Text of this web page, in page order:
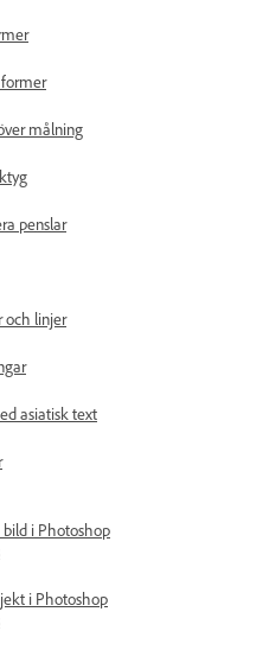
målning
penslar
och linjer
asiatisk text
bild i Photoshop
i Photoshop